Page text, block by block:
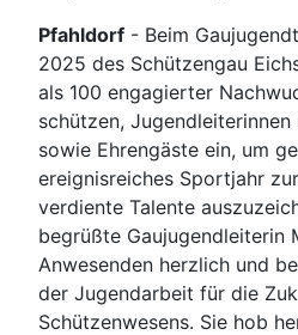
Pfahldorf - Beim
2025 des Schützengau
als 100 engagierter
schützen,
sowie Ehrengäste ein, um
ereignisreiches Sportjahr
verdiente Talente
begrüßte Gaujugendleiterin
Anwesenden herzlich und
der Jugendarbeit für die
Schützenwesens. Sie hob